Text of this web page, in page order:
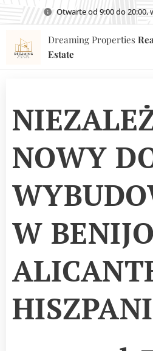
Otwarte od 9:00 do 20:00,
Dreaming Properties
Estate
NOWY
W